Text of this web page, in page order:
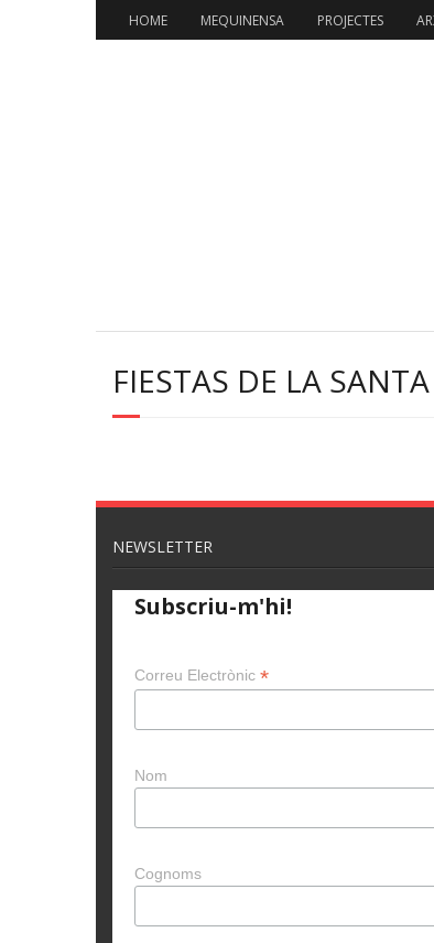
HOME MEQUINENSA PROJECTES
FIESTAS DE LA
NEWSLETTER
Subscriu-m'hi!
Correu Electrònic *
Nom
Cognoms